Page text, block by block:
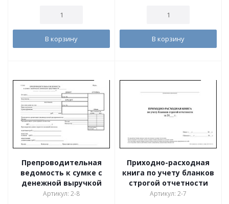
В корзину В корзину
Препроводительная
ведомость к сумке с
денежной выручкой
Артикул: 2-8
Приходно-расходная
книга по учету бланков
строгой отчетности
Артикул: 2-7